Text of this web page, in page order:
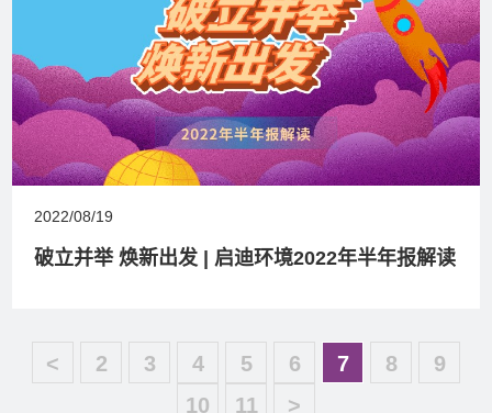
2022/08/19
破立并举 焕新出发 | 启迪环境2022年半年报解读
< 2 3 4 5 6 7 8
9
10
11 >